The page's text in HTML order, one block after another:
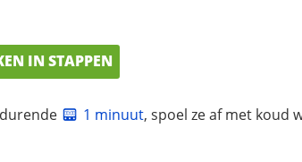
IN STAPPEN
1 minuut, spoel ze af met koud